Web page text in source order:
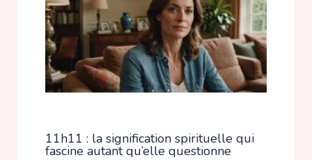
11h11 : la signification spirituelle qui
fascine autant qu’elle questionne